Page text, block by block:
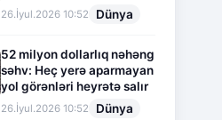
26.İyul.2026 10:52 Dünya
52 milyon dollarlıq nəhəng
səhv: Heç yerə aparmayan
yol görənləri heyrətə salır
26.İyul.2026 10:52 Dünya